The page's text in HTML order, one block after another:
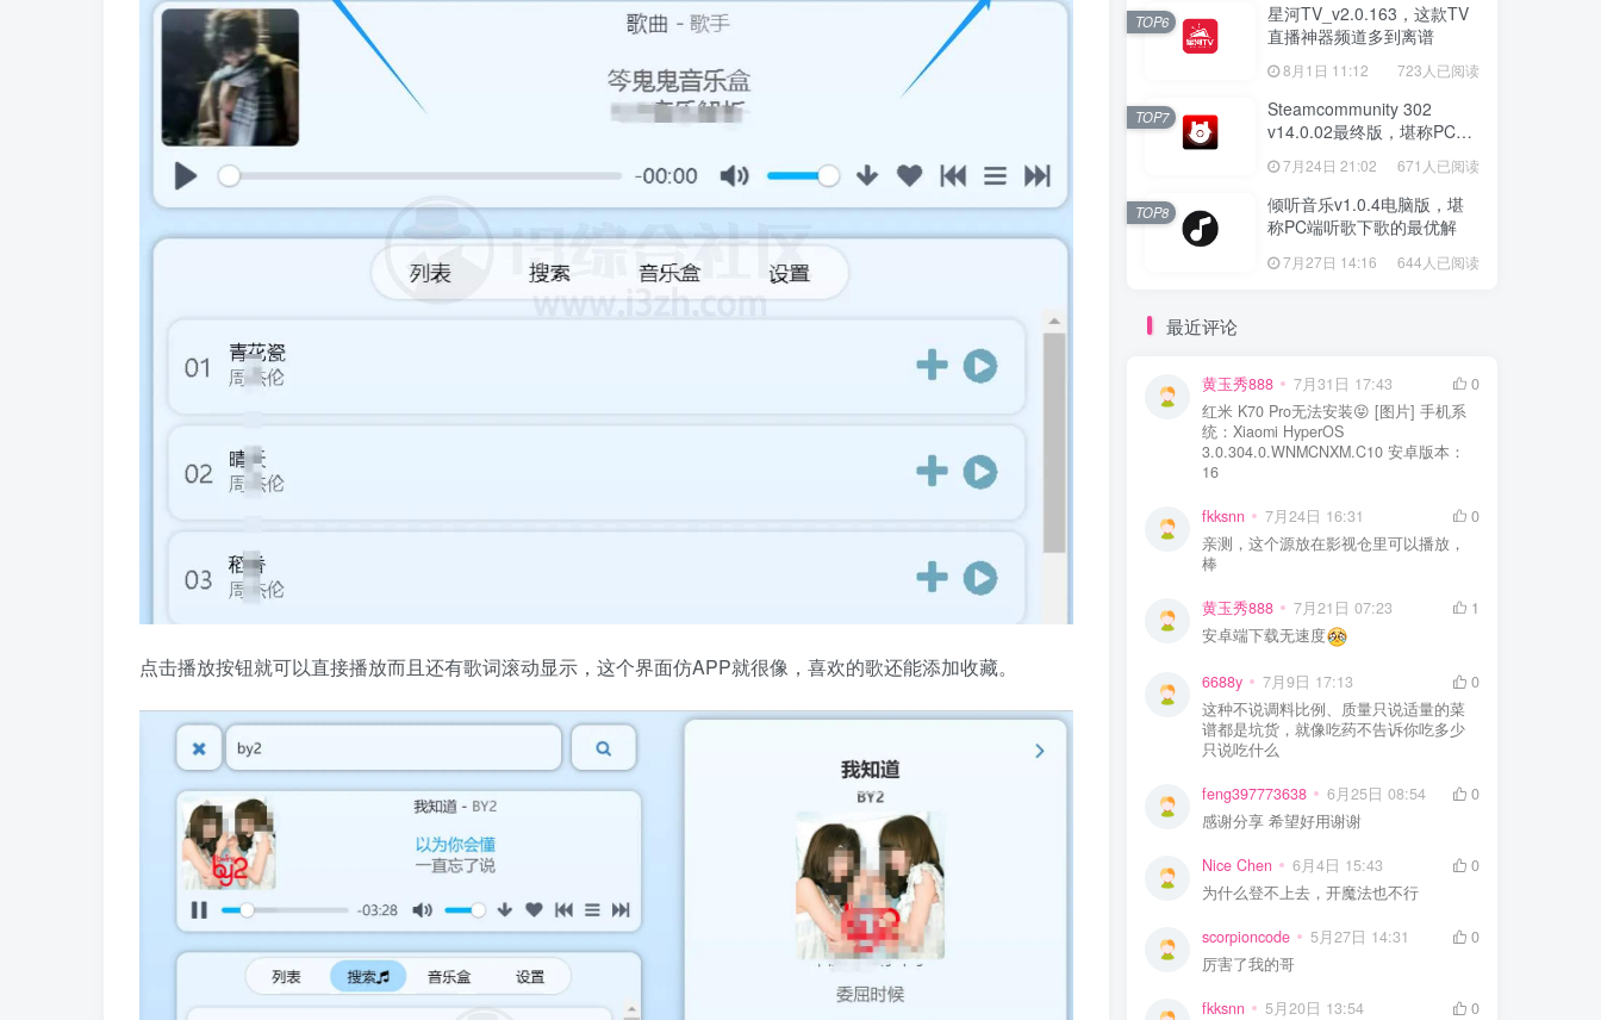
点击播放按钮就可以直接播放而且还有歌词滚动显示，这个界面仿APP就很像，喜欢的歌还能添加收藏。
星河TV_v2.0.163，这款TV
直播神器频道多到离谱
8月1日 11:12 723人已阅读
TOP6
Steamcommunity 302
v14.0.02最终版，堪称PC玩
家必备的网络工具箱
7月24日 21:02 671人已阅读
TOP7
倾听音乐v1.0.4电脑版，堪
称PC端听歌下歌的最优解
7月27日 14:16 644人已阅读
TOP8
最近评论
黄玉秀888 7月31日 17:43
0
红米 K70 Pro无法安装😝 [图片] 手机系
统：Xiaomi HyperOS
3.0.304.0.WNMCNXM.C10 安卓版本：
16
fkksnn 7月24日 16:31
0
亲测，这个源放在影视仓里可以播放，
棒
黄玉秀888 7月21日 07:23
1
安卓端下载无速度
6688y 7月9日 17:13
0
这种不说调料比例、质量只说适量的菜
谱都是坑货，就像吃药不告诉你吃多少
只说吃什么
feng397773638 6月25日 08:54
0
感谢分享 希望好用谢谢
Nice Chen 6月4日 15:43
0
为什么登不上去，开魔法也不行
scorpioncode 5月27日 14:31
0
厉害了我的哥
fkksnn 5月20日 13:54
0